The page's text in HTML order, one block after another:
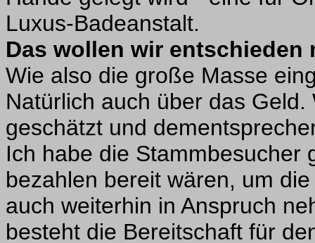
Luxus-Badeanstalt.
Das wollen wir entschieden
Wie also die große Masse
Natürlich auch über das
geschätzt und
Ich habe die Stammbesucher
bezahlen bereit wären, um
auch weiterhin in Anspruch
besteht die Bereitschaft für